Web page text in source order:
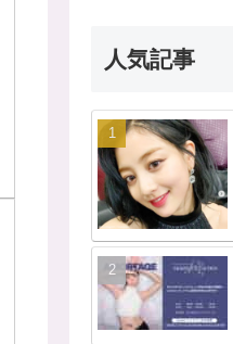
人気記事